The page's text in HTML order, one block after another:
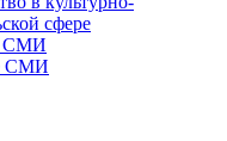
сфере
СМИ
СМИ